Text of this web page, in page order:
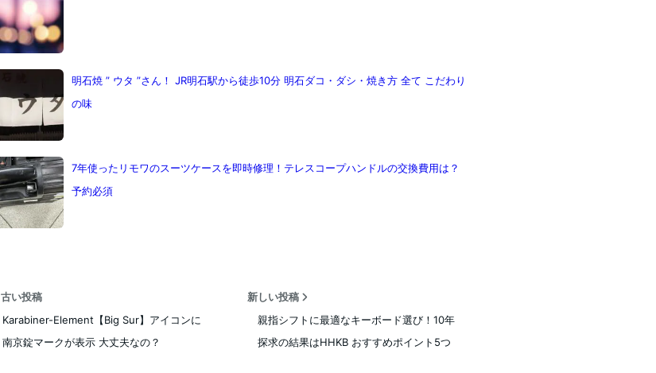
明石焼 ” ウタ ”さん！ JR明石駅から徒歩10分 明石ダコ・ダシ・焼き方 全て こだわり
の味
7年使ったリモワのスーツケースを即時修理！テレスコープハンドルの交換費用は？
予約必須
古い投稿
Karabiner-Element【Big Sur】アイコンに
南京錠マークが表示 大丈夫なの？
新しい投稿
親指シフトに最適なキーボード選び！10年
探求の結果はHHKB おすすめポイント5つ